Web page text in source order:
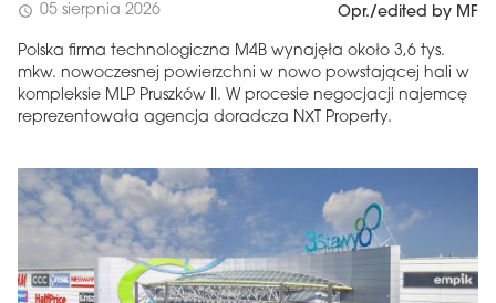
schedule 05 sierpnia 2026 Opr./edited by MF
Polska firma technologiczna M4B wynajęła około 3,6 tys.
mkw. nowoczesnej powierzchni w nowo powstającej hali w
kompleksie MLP Pruszków II. W procesie negocjacji najemcę
reprezentowała agencja doradcza NXT Property.